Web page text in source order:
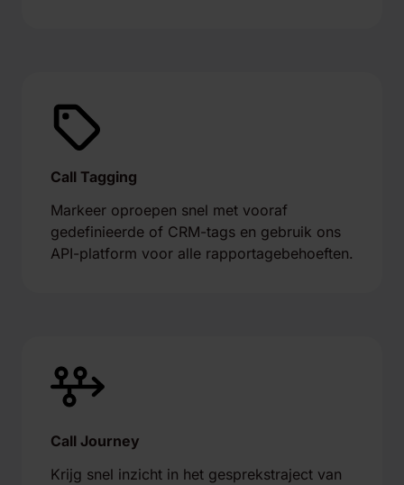
Call Tagging
Markeer oproepen snel met vooraf
gedefinieerde of CRM-tags en gebruik ons
API-platform voor alle rapportagebehoeften.
Call Journey
Krijg snel inzicht in het gesprekstraject van